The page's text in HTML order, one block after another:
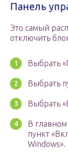
Панель
Это самый
отключить
Выбрать
Выбрать
Выбрать
В
пункт
Windows».